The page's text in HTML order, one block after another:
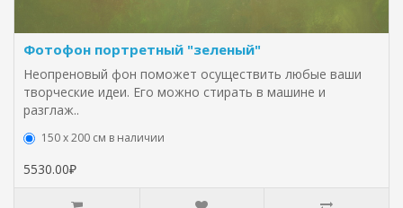
Фотофон портретный "зеленый"
Неопреновый фон поможет осуществить любые ваши
творческие идеи. Его можно стирать в машине и
разглаж..
150 х 200 см в наличии
5530.00₽